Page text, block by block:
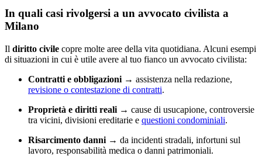
In quali casi rivolgersi a un avvocato civilista a
Milano
Il diritto civile copre molte aree della vita quotidiana. Alcuni esempi
di situazioni in cui è utile avere al tuo fianco un avvocato civilista:
Contratti e obbligazioni → assistenza nella redazione,
revisione o contestazione di contratti.
Proprietà e diritti reali → cause di usucapione, controversie
tra vicini, divisioni ereditarie e questioni condominiali.
Risarcimento danni → da incidenti stradali, infortuni sul
lavoro, responsabilità medica o danni patrimoniali.